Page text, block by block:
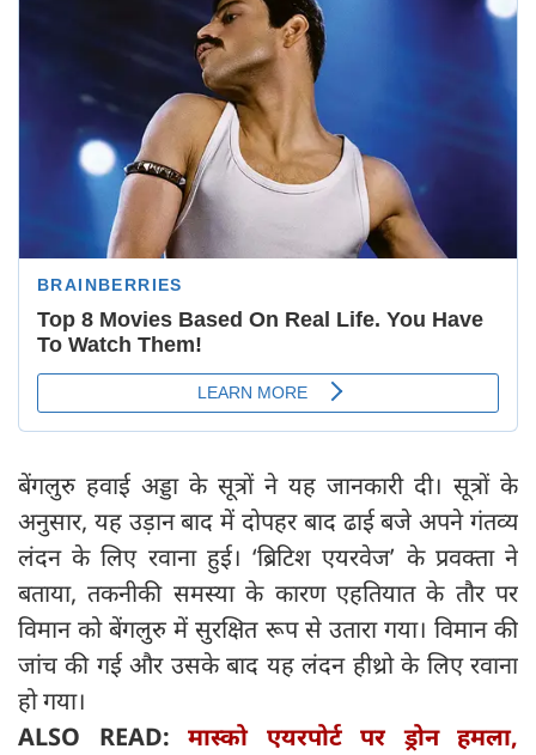
बेंगलुरु हवाई अड्डा के सूत्रों ने यह जानकारी दी। सूत्रों के
अनुसार, यह उड़ान बाद में दोपहर बाद ढाई बजे अपने गंतव्य
लंदन के लिए रवाना हुई। ‘ब्रिटिश एयरवेज’ के प्रवक्ता ने
बताया, तकनीकी समस्या के कारण एहतियात के तौर पर
विमान को बेंगलुरु में सुरक्षित रूप से उतारा गया। विमान की
जांच की गई और उसके बाद यह लंदन हीथ्रो के लिए रवाना
हो गया।
ALSO READ: मास्को एयरपोर्ट पर ड्रोन हमला,